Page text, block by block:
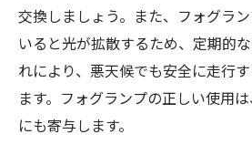
交換しましょう。また、フォグラ
いると光が拡散するため、定期的
れにより、悪天候でも安全に走行
ます。フォグランプの正しい使用
にも寄与します。